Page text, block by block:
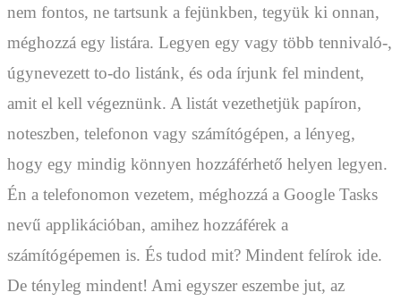
nem fontos, ne tartsunk a fejünkben, tegyük ki onnan,
méghozzá egy listára. Legyen egy vagy több tennivaló-,
úgynevezett to-do listánk, és oda írjunk fel mindent,
amit el kell végeznünk. A listát vezethetjük papíron,
noteszben, telefonon vagy számítógépen, a lényeg,
hogy egy mindig könnyen hozzáférhető helyen legyen.
Én a telefonomon vezetem, méghozzá a Google Tasks
nevű applikációban, amihez hozzáférek a
számítógépemen is. És tudod mit? Mindent felírok ide.
De tényleg mindent! Ami egyszer eszembe jut, az